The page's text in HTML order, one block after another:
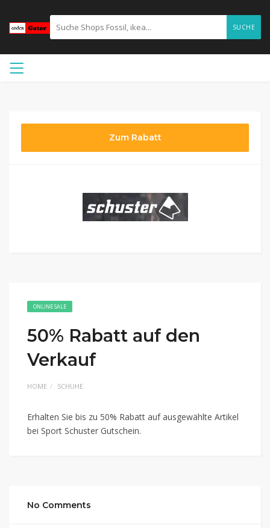
SUCHE
Zum Rabatt
ONLINE SALE
50% Rabatt auf den
Verkauf
HOME SCHUHE
Erhalten Sie bis zu 50% Rabatt auf ausgewählte Artikel
bei Sport Schuster Gutschein.
No Comments